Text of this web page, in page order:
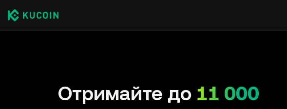
Отримайте до 11 000